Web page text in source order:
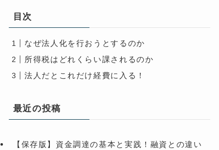
目次
なぜ法人化を行おうとするのか
所得税はどれくらい課されるのか
法人だとこれだけ経費に入る！
最近の投稿
【保存版】資金調達の基本と実践！融資との違い